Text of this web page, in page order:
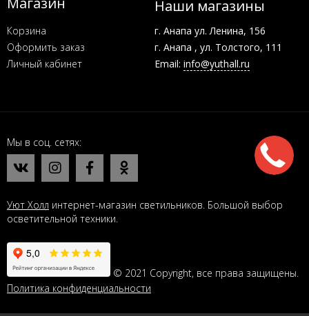
Корзина
Оформить заказ
Личный кабинет
Наши магазины
г. Анапа ул. Ленина, 156
г. Анапа , ул. Толстого, 111
Email: info@yuthall.ru
Мы в соц. сетях
Уют Холл интернет-магазин светильников. Большой выбор
осветительной техники.
© 2021 Copyright, все права защищены.
Политика конфиденциальности